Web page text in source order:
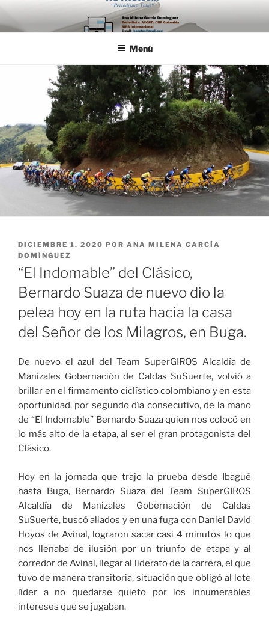
Saltar
al
contenido
Menú
PUBLICADO
EL
DICIEMBRE 1, 2020 POR ANA MILENA GARCÍA
DOMÍNGUEZ
“El Indomable” del Clásico,
Bernardo Suaza de nuevo dio la
pelea hoy en la ruta hacia la casa
del Señor de los Milagros, en Buga.
De nuevo el azul del Team SuperGIROS Alcaldía de
Manizales Gobernación de Caldas SuSuerte, volvió a
brillar en el firmamento ciclístico colombiano y en esta
oportunidad, por segundo día consecutivo, de la mano
de “El Indomable” Bernardo Suaza quien nos colocó en
lo más alto de la etapa, al ser el gran protagonista del
Clásico.
Hoy en la jornada que trajo la prueba desde Ibagué
hasta Buga, Bernardo Suaza del Team SuperGIROS
Alcaldía de Manizales Gobernación de Caldas
SuSuerte, buscó aliados y en una fuga con Daniel David
Hoyos de Avinal, lograron sacar casi 4 minutos lo que
nos llenaba de ilusión por un triunfo de etapa y al
corredor de Avinal, llegar al liderato de la carrera, el que
tuvo de manera transitoria, situación que obligó al lote
líder a no quedarse quieto por los innumerables
intereses que se jugaban.